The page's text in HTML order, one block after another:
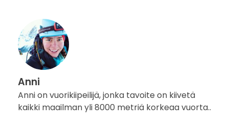
Anni
Anni on vuorikiipeilijä, jonka tavoite on kiivetä
kaikki maailman yli 8000 metriä korkeaa vuorta..